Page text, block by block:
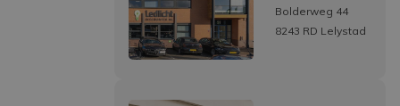
Bolderweg 44
8243 RD Lelystad